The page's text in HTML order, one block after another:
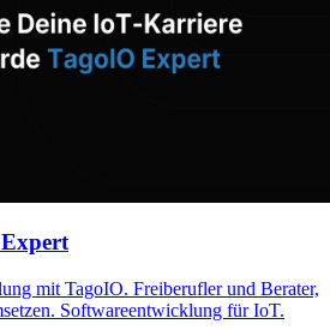
mit TagoIO. Freiberufler und Berater,
Softwareentwicklung für IoT.